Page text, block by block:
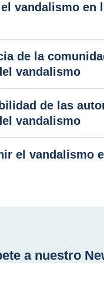
vandalismo en
de la
vandalismo
de las
vandalismo
el vandalismo
a nuestro